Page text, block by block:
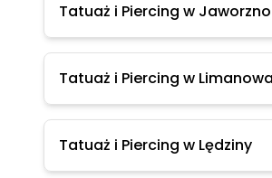
Tatuaż i Piercing w Jaworzno
Tatuaż i Piercing w Limanowa
Tatuaż i Piercing w Lędziny